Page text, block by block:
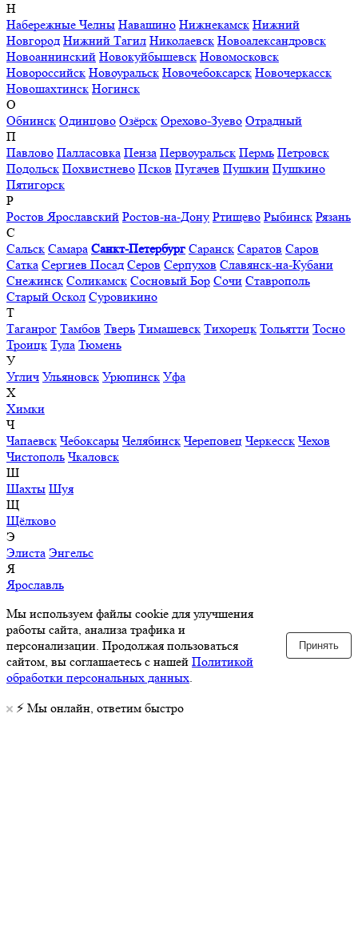
Н
Набережные Челны Навашино Нижнекамск Нижний
Новгород Нижний Тагил Николаевск Новоалександровск
Новоаннинский Новокуйбышевск Новомосковск
Новороссийск Новоуральск Новочебоксарск Новочеркасск
Новошахтинск Ногинск
О
Обнинск Одинцово Озёрск Орехово-Зуево Отрадный
П
Павлово Палласовка Пенза Первоуральск Пермь Петровск
Подольск Похвистнево Псков Пугачев Пушкин Пушкино
Пятигорск
Р
Ростов Ярославский Ростов-на-Дону Ртищево Рыбинск Рязань
С
Сальск Самара Санкт-Петербург Саранск Саратов Саров
Сатка Сергиев Посад Серов Серпухов Славянск-на-Кубани
Снежинск Соликамск Сосновый Бор Сочи Ставрополь
Старый Оскол Суровикино
Т
Таганрог Тамбов Тверь Тимашевск Тихорецк Тольятти Тосно
Троицк Тула Тюмень
У
Углич Ульяновск Урюпинск Уфа
Х
Химки
Ч
Чапаевск Чебоксары Челябинск Череповец Черкесск Чехов
Чистополь Чкаловск
Ш
Шахты Шуя
Щ
Щёлково
Э
Элиста Энгельс
Я
Ярославль
Мы используем файлы cookie для улучшения
работы сайта, анализа трафика и
персонализации. Продолжая пользоваться
сайтом, вы соглашаетесь с нашей Политикой
обработки персональных данных
Принять
⚡️ Мы онлайн, ответим быстро